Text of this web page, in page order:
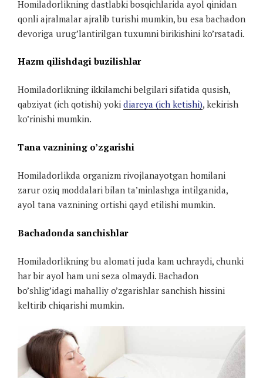
Homiladorlikning dastlabki bosqichlarida ayol qinidan
qonli ajralmalar ajralib turishi mumkin, bu esa bachadon
devoriga urug’lantirilgan tuxumni birikishini ko’rsatadi.
Hazm qilishdagi buzilishlar
Homiladorlikning ikkilamchi belgilari sifatida qusish,
qabziyat (ich qotishi) yoki diareya (ich ketishi), kekirish
ko’rinishi mumkin.
Tana vaznining o’zgarishi
Homiladorlikda organizm rivojlanayotgan homilani
zarur oziq moddalari bilan ta’minlashga intilganida,
ayol tana vaznining ortishi qayd etilishi mumkin.
Bachadonda sanchishlar
Homiladorlikning bu alomati juda kam uchraydi, chunki
har bir ayol ham uni seza olmaydi. Bachadon
bo’shlig’idagi mahalliy o’zgarishlar sanchish hissini
keltirib chiqarishi mumkin.